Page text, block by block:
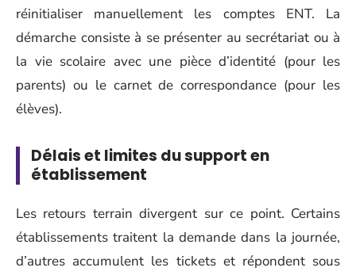
réinitialiser manuellement les comptes ENT. La
démarche consiste à se présenter au secrétariat ou à
la vie scolaire avec une pièce d’identité (pour les
parents) ou le carnet de correspondance (pour les
élèves).
Délais et limites du support en
établissement
Les retours terrain divergent sur ce point. Certains
établissements traitent la demande dans la journée,
d’autres accumulent les tickets et répondent sous